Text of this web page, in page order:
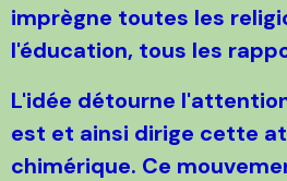
imprègne toutes les
l'éducation, tous les
L'idée détourne
est et ainsi dirige cette
chimérique. Ce